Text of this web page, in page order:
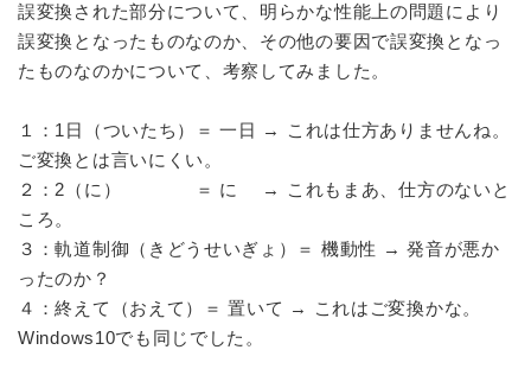
誤変換された部分について、明らかな性能上の問題により
誤変換となったものなのか、その他の要因で誤変換となっ
たものなのかについて、考察してみました。
１：1日（ついたち）＝ 一日 → これは仕方ありませんね。
ご変換とは言いにくい。
２：2（に） ＝ に → これもまあ、仕方のないと
ころ。
３：軌道制御（きどうせいぎょ）＝ 機動性 → 発音が悪か
ったのか？
４：終えて（おえて）＝ 置いて → これはご変換かな。
Windows10でも同じでした。